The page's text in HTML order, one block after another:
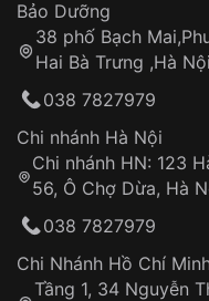
Thời gian tính
công
Hotline: 0585 215
Từ khóa SEO:
Sản phẩm đã bị:
Tự ý sửa
thống
Đảm bảo
Đồng hành
trình sử dụng
Bảo Dưỡng
38 phố Bạch
Hai Bà Trưng ,Hà Nội
038 7827979
Chi nhánh Hà Nội
Chi nhánh HN: 123
56, Ô Chợ Dừa, Hà
038 7827979
Chi Nhánh Hồ Chí
Tầng 1, 34 Nguyễn